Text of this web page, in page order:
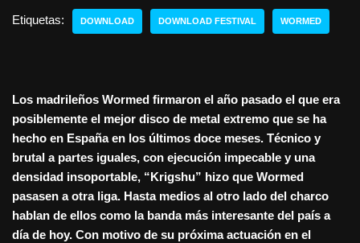
Etiquetas: DOWNLOAD DOWNLOAD FESTIVAL WORMED
Los madrileños Wormed firmaron el año pasado el que era
posiblemente el mejor disco de metal extremo que se ha
hecho en España en los últimos doce meses. Técnico y
brutal a partes iguales, con ejecución impecable y una
densidad insoportable, “Krigshu” hizo que Wormed
pasasen a otra liga. Hasta medios al otro lado del charco
hablan de ellos como la banda más interesante del país a
día de hoy. Con motivo de su próxima actuación en el